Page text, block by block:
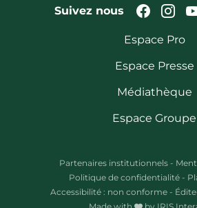
Suivez nous
Espace Pro
Espace Presse
Médiathèque
Espace Groupe
Partenaires institutionnels -
Politique de confidentialité -
Accessibilité : non conforme -